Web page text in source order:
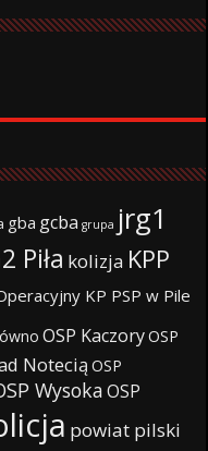
gba gcba grupa jrg1
Piła kolizja KPP
KP PSP w Pile
OSP KaczoryOSP
Notecią OSP
WysokaOSP
powiat pilski